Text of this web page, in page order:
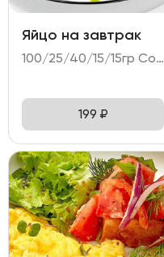
Яйцо на завтрак
100/25/40/15/15гр Состав: - яйцо куриное (2 шт); - хлеб Бородинский с клюквой; - огурец свежий; - соус тар-тар; - масло пряное.
199 ₽